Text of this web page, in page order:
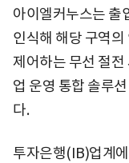
아이엘커누스는 출
인식해 해당 구역
제어하는 무선 절
업 운영 통합 솔루
다.
투자은행(IB)업계